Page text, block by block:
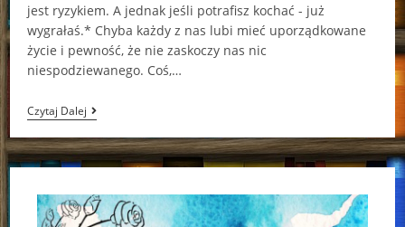
jest ryzykiem. A jednak jeśli potrafisz kochać - już
wygrałaś.* Chyba każdy z nas lubi mieć uporządkowane
życie i pewność, że nie zaskoczy nas nic
niespodziewanego. Coś,…
Czytaj Dalej“Imbirowa
Miłość”
Inka
Jabłońska
[ChristmasBooks]